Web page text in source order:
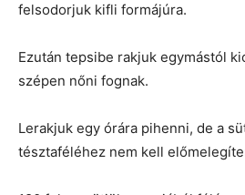
felsodorjuk kifli formájúra.
Ezután tepsibe rakjuk egymástól
szépen nőni fognak.
Lerakjuk egy órára pihenni, de a
tésztaféléhez nem kell